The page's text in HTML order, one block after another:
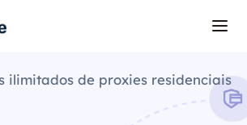
ilimitados de proxies residenciais